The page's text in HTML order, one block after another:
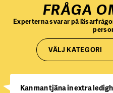
FRÅGA
Experterna svarar på
VÄLJ KATEGORI
Kan man tjäna in extra